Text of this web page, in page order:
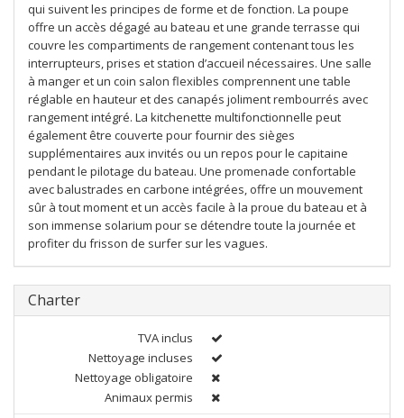
qui suivent les principes de forme et de fonction. La poupe
offre un accès dégagé au bateau et une grande terrasse qui
couvre les compartiments de rangement contenant tous les
interrupteurs, prises et station d’accueil nécessaires. Une salle
à manger et un coin salon flexibles comprennent une table
réglable en hauteur et des canapés joliment rembourrés avec
rangement intégré. La kitchenette multifonctionnelle peut
également être couverte pour fournir des sièges
supplémentaires aux invités ou un repos pour le capitaine
pendant le pilotage du bateau. Une promenade confortable
avec balustrades en carbone intégrées, offre un mouvement
sûr à tout moment et un accès facile à la proue du bateau et à
son immense solarium pour se détendre toute la journée et
profiter du frisson de surfer sur les vagues.
Charter
TVA inclus
Nettoyage incluses
Nettoyage obligatoire
Animaux permis